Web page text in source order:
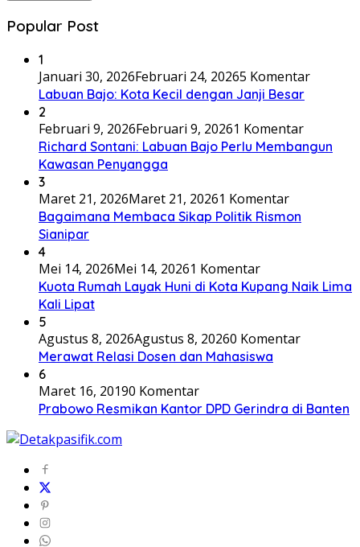
Popular Post
1
Januari 30, 2026Februari 24, 20265 Komentar
Labuan Bajo: Kota Kecil dengan Janji Besar
2
Februari 9, 2026Februari 9, 20261 Komentar
Richard Sontani: Labuan Bajo Perlu Membangun
Kawasan Penyangga
3
Maret 21, 2026Maret 21, 20261 Komentar
Bagaimana Membaca Sikap Politik Rismon
Sianipar
4
Mei 14, 2026Mei 14, 20261 Komentar
Kuota Rumah Layak Huni di Kota Kupang Naik Lima
Kali Lipat
5
Agustus 8, 2026Agustus 8, 20260 Komentar
Merawat Relasi Dosen dan Mahasiswa
6
Maret 16, 20190 Komentar
Prabowo Resmikan Kantor DPD Gerindra di Banten